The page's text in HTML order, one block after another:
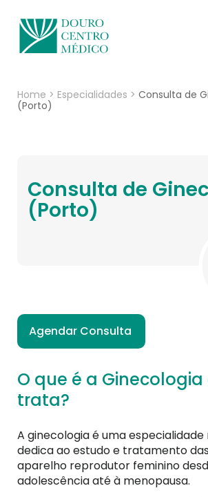
Home > Especialidades > Consulta de
(Porto)
Consulta de
(Porto)
Agendar Consulta
O que é a Ginecologia
trata?
A ginecologia é uma especialidade
dedica ao estudo e tratamento
aparelho reprodutor feminino
adolescência até à menopausa.